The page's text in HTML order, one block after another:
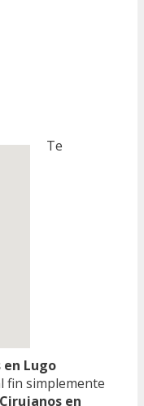
Te
Lugo
fin simplemente
Cirujanos en